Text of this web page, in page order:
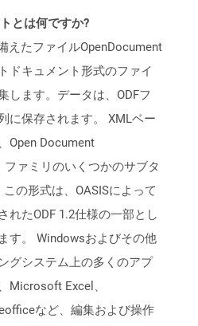
とは何ですか?
えたファイルOpenDocument
ドキュメント形式のファイ
します。データは、ODFフ
に保存されます。 XMLベー
Open Document
ファミリのいくつかのサブタ
の形式は、OASISによって
れたODF 1.2仕様の一部とし
す。 Windowsおよびその他
グシステム上の多くのアプ
Microsoft Excel、
など、編集および操作